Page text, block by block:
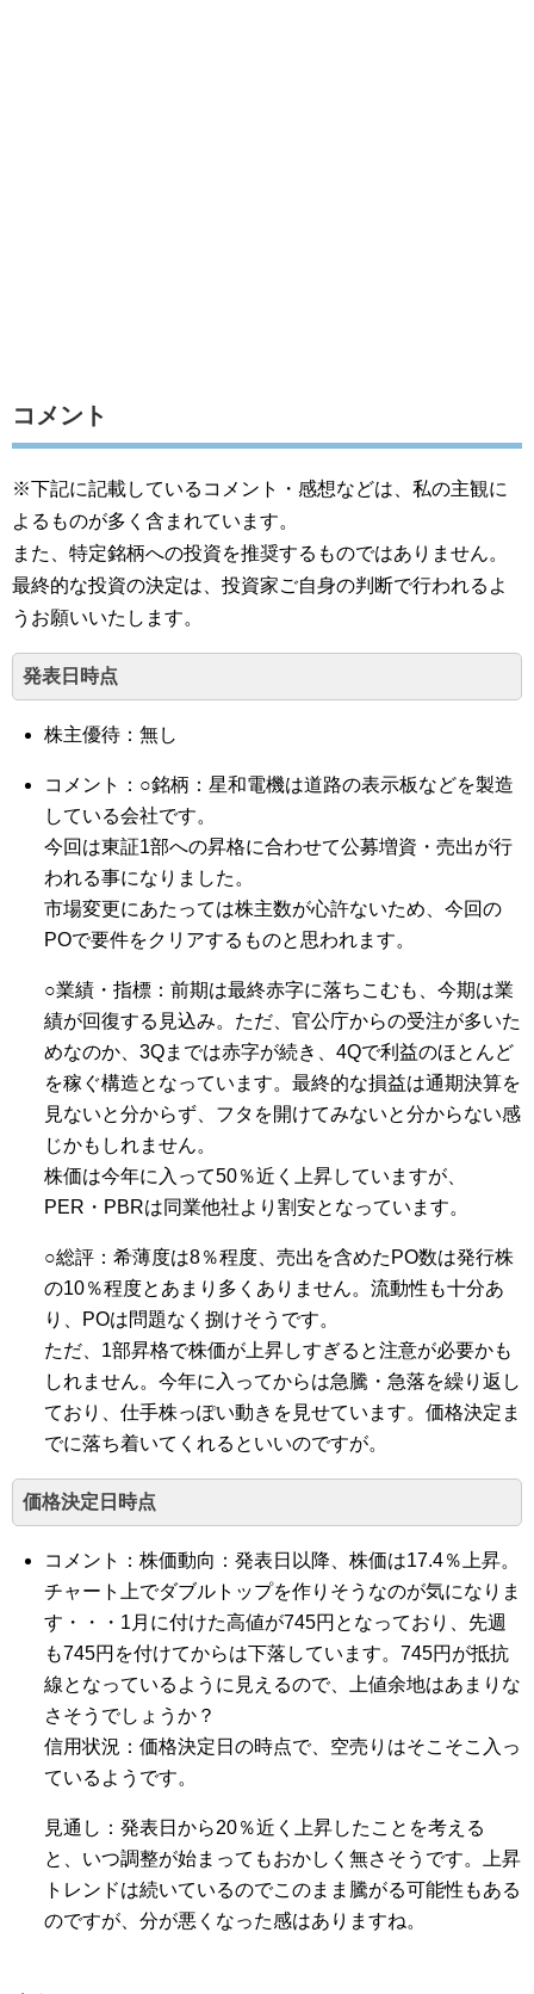
コメント
※下記に記載しているコメント・感想などは、私の主観に
よるものが多く含まれています。
また、特定銘柄への投資を推奨するものではありません。
最終的な投資の決定は、投資家ご自身の判断で行われるよ
うお願いいたします。
発表日時点
株主優待：無し
コメント：○銘柄：星和電機は道路の表示板などを製造
している会社です。
今回は東証1部への昇格に合わせて公募増資・売出が行
われる事になりました。
市場変更にあたっては株主数が心許ないため、今回の
POで要件をクリアするものと思われます。
○業績・指標：前期は最終赤字に落ちこむも、今期は業
績が回復する見込み。ただ、官公庁からの受注が多いた
めなのか、3Qまでは赤字が続き、4Qで利益のほとんど
を稼ぐ構造となっています。最終的な損益は通期決算を
見ないと分からず、フタを開けてみないと分からない感
じかもしれません。
株価は今年に入って50％近く上昇していますが、
PER・PBRは同業他社より割安となっています。
○総評：希薄度は8％程度、売出を含めたPO数は発行株
の10％程度とあまり多くありません。流動性も十分あ
り、POは問題なく捌けそうです。
ただ、1部昇格で株価が上昇しすぎると注意が必要かも
しれません。今年に入ってからは急騰・急落を繰り返し
ており、仕手株っぽい動きを見せています。価格決定ま
でに落ち着いてくれるといいのですが。
価格決定日時点
コメント：株価動向：発表日以降、株価は17.4％上昇。
チャート上でダブルトップを作りそうなのが気になりま
す・・・1月に付けた高値が745円となっており、先週
も745円を付けてからは下落しています。745円が抵抗
線となっているように見えるので、上値余地はあまりな
さそうでしょうか？
信用状況：価格決定日の時点で、空売りはそこそこ入っ
ているようです。
見通し：発表日から20％近く上昇したことを考える
と、いつ調整が始まってもおかしく無さそうです。上昇
トレンドは続いているのでこのまま騰がる可能性もある
のですが、分が悪くなった感はありますね。